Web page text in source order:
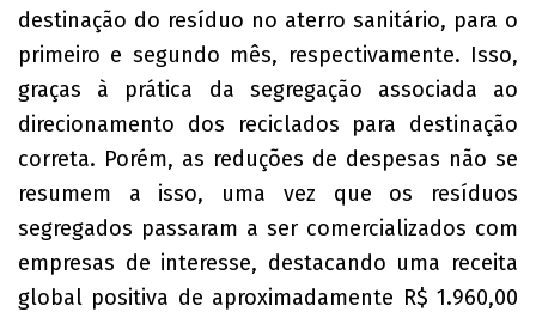
destinação do resíduo no aterro sanitário, para o
primeiro e segundo mês, respectivamente. Isso,
graças à prática da segregação associada ao
direcionamento dos reciclados para destinação
correta. Porém, as reduções de despesas não se
resumem a isso, uma vez que os resíduos
segregados passaram a ser comercializados com
empresas de interesse, destacando uma receita
global positiva de aproximadamente R$ 1.960,00